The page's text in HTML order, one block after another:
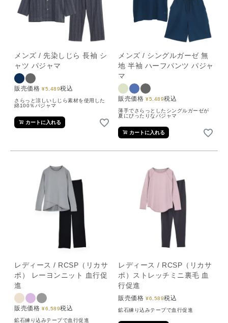
メンズ / 先染しじら 長袖 シ
ャツ パジャマ
販売価格 ¥5,489税込
さらっと涼しいしじら素材を使用した
綿100％パジャマ
カートに入れる
メンズ / シングルガーゼ 無
地 半袖 ハーフパンツ パジャ
マ
販売価格 ¥5,489税込
薄手でさらっとしたシングルガーゼが
夏にぴったりなパジャマ
カートに入れる
レディース / RCSP（リカサ
ポ） レーヨンニット 血行促
進
販売価格 ¥6,589税込
鉱石練り込みテープで血行促進
レディース / RCSP（リカサ
ポ）ストレッチミニ裏毛 血
行促進
販売価格 ¥6,589税込
鉱石練り込みテープで血行促進